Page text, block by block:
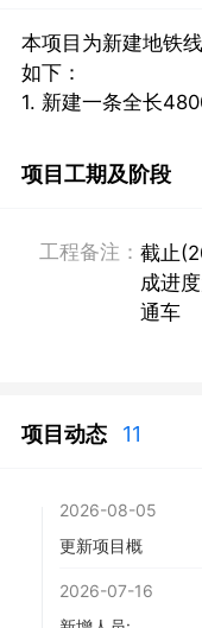
本项目为新建地铁
如下：
1. 新建一条全长
项目工期及阶段
工程备注： 截止
成进
通车
项目动态 11
2026-08-05
更新项目概
2026-07-16